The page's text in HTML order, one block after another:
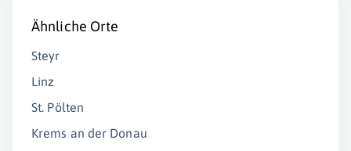
Ähnliche Orte
Steyr
Linz
St. Pölten
Krems an der Donau